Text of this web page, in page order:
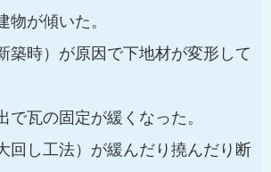
物が傾いた。
築時）が原因で下地材が変形して
で瓦の固定が緩くなった。
回し工法）が緩んだり撓んだり断